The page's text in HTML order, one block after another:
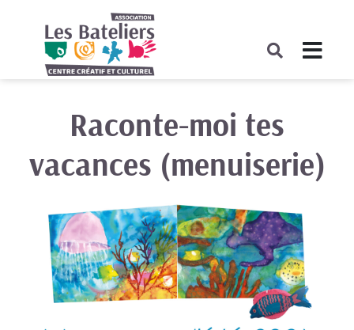
Raconte-moi tes
vacances (menuiserie)